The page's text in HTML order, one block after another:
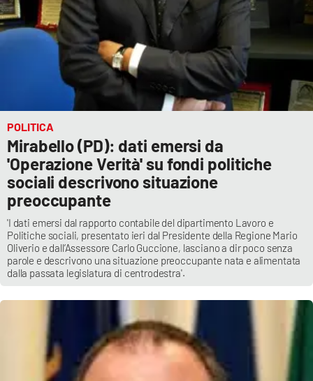
POLITICA
Mirabello (PD): dati emersi da
'Operazione Verità' su fondi politiche
sociali descrivono situazione
preoccupante
'I dati emersi dal rapporto contabile del dipartimento Lavoro e
Politiche sociali, presentato ieri dal Presidente della Regione Mario
Oliverio e dall’Assessore Carlo Guccione, lasciano a dir poco senza
parole e descrivono una situazione preoccupante nata e alimentata
dalla passata legislatura di centrodestra'.